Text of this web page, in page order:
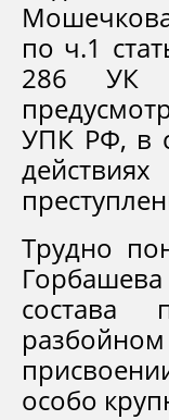
по ч.1
286 УК
УПК РФ, в
Трудно
состава
особо